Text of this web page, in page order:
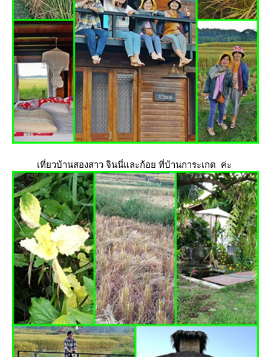
เที่ยวบ้านสองสาว จินนี่และก้อย ที่บ้านการะเกด ค่ะ